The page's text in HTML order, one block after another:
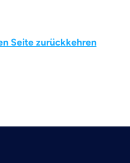
Seite zurückkehren